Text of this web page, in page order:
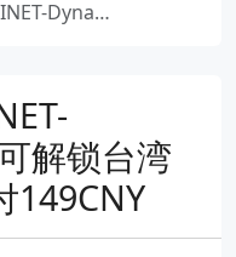
流媒体动画疯-年付149CNY
解锁台湾
149CNY